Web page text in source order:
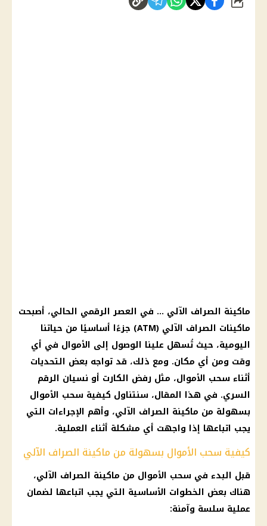
شارك
ماكينة الصراف الآلي … في العصر الرقمي الحالي، أصبحت
ماكينات الصراف الآلي (ATM) جزءًا أساسيًا من حياتنا
اليومية، حيث تُسهل علينا الوصول إلى الأموال في أي
وقت ومن أي مكان. ومع ذلك، قد تواجه بعض التحديات
أثناء سحب الأموال، مثل رفض الكارت أو نسيان الرقم
السري. في هذا المقال، سنتناول كيفية سحب الأموال
بسهولة من ماكينة الصراف الآلي، وأهم الإجراءات التي
يجب اتباعها إذا واجهت أي مشكلة أثناء العملية.
كيفية سحب الأموال بسهولة من ماكينة الصراف الآلي
قبل البدء في سحب الأموال من ماكينة الصراف الآلي،
هناك بعض الخطوات الأساسية التي يجب اتباعها لضمان
عملية سلسة وآمنة: